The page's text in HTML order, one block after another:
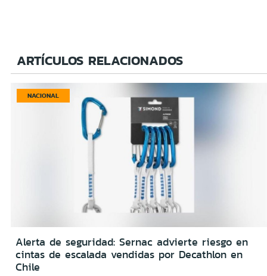
ARTÍCULOS RELACIONADOS
NACIONAL
Alerta de seguridad: Sernac advierte riesgo en
cintas de escalada vendidas por Decathlon en
Chile